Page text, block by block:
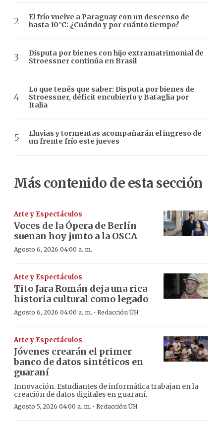
El frío vuelve a Paraguay con un descenso de
hasta 10°C: ¿Cuándo y por cuánto tiempo?
Disputa por bienes con hijo extramatrimonial de
Stroessner continúa en Brasil
Lo que tenés que saber: Disputa por bienes de
Stroessner, déficit encubierto y Bataglia por
Italia
Lluvias y tormentas acompañarán el ingreso de
un frente frío este jueves
Más contenido de esta sección
Arte y Espectáculos
Voces de la Ópera de Berlín
suenan hoy junto a la OSCA
Agosto 6, 2026 04:00 a. m.
Arte y Espectáculos
Tito Jara Román deja una rica
historia cultural como legado
Agosto 6, 2026 04:00 a. m. · Redacción ÚH
Arte y Espectáculos
Jóvenes crearán el primer
banco de datos sintéticos en
guaraní
Innovación. Estudiantes de informática trabajan en la
creación de datos digitales en guaraní.
Agosto 5, 2026 04:00 a. m. · Redacción ÚH